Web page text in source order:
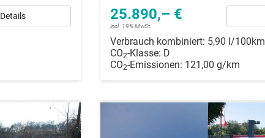
Details 25.890,– €
incl. 19% MwSt.
Verbrauch kombiniert: 5,90 l/100km
CO2-Klasse: D
CO2-Emissionen: 121,00 g/km